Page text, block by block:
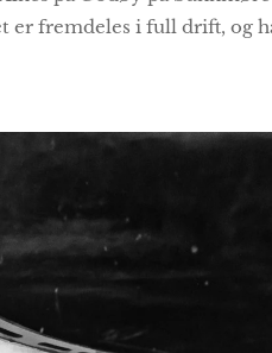
fremdeles i full drift, og